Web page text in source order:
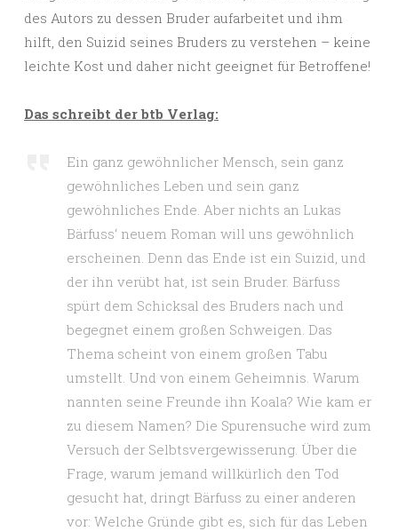
des Autors zu dessen Bruder aufarbeitet und ihm
hilft, den Suizid seines Bruders zu verstehen – keine
leichte Kost und daher nicht geeignet für Betroffene!
Das schreibt der btb Verlag:
Ein ganz gewöhnlicher Mensch, sein ganz
gewöhnliches Leben und sein ganz
gewöhnliches Ende. Aber nichts an Lukas
Bärfuss‘ neuem Roman will uns gewöhnlich
erscheinen. Denn das Ende ist ein Suizid, und
der ihn verübt hat, ist sein Bruder. Bärfuss
spürt dem Schicksal des Bruders nach und
begegnet einem großen Schweigen. Das
Thema scheint von einem großen Tabu
umstellt. Und von einem Geheimnis. Warum
nannten seine Freunde ihn Koala? Wie kam er
zu diesem Namen? Die Spurensuche wird zum
Versuch der Selbtsvergewisserung. Über die
Frage, warum jemand willkürlich den Tod
gesucht hat, dringt Bärfuss zu einer anderen
vor: Welche Gründe gibt es, sich für das Leben